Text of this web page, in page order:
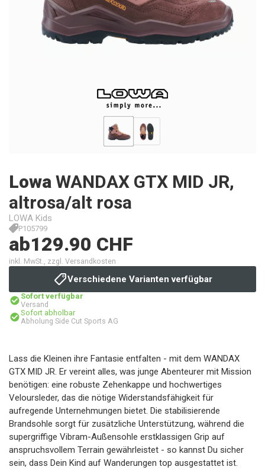
Lowa WANDAX GTX MID JR,
altrosa/alt rosa
LOWA Kids
P105799
ab129.90 CHF
inkl. MwSt., zzgl. Versandkosten
Verschiedene Varianten verfügbar
Sofort verfügbar
Versand
Sofort abholbar
Abholung Side Cut Sports AG
Lass die Kleinen ihre Fantasie entfalten - mit dem WANDAX
GTX MID JR. Er vereint alles, was junge Abenteurer mit Mission
benötigen: eine robuste Zehenkappe und hochwertiges
Veloursleder, das die nötige Widerstandsfähigkeit für
aufregende Unternehmungen bietet. Die stabilisierende
Brandsohle sorgt für zusätzliche Unterstützung, während die
supergriffige Vibram-Außensohle erstklassigen Grip auf
anspruchsvollem Terrain gewährleistet - so kannst Du sicher
sein, dass Dein Kind auf Wanderungen top ausgestattet ist.